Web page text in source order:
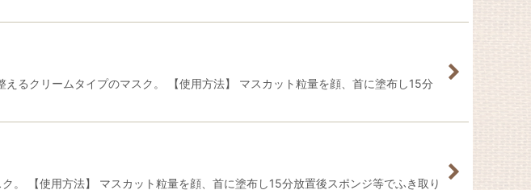
るクリームタイプのマスク。 【使用方法】 マスカット粒量を顔、首に塗布し15分
。 【使用方法】 マスカット粒量を顔、首に塗布し15分放置後スポンジ等でふき取り